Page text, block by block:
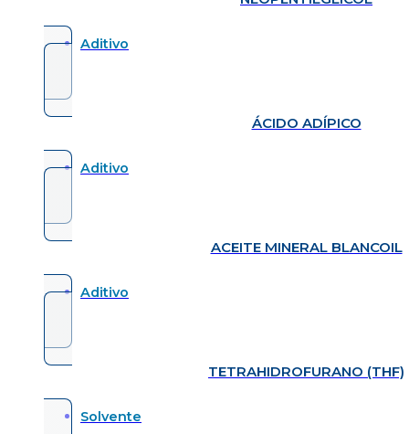
Aditivo
ÁCIDO ADÍPICO
Aditivo
ACEITE MINERAL BLANCOIL
Aditivo
TETRAHIDROFURANO (THF)
Solvente